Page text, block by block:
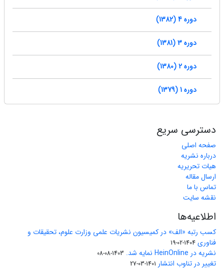
دوره 4 (1382)
دوره 3 (1381)
دوره 2 (1380)
دوره 1 (1379)
دسترسی سریع
صفحه اصلی
درباره نشریه
هیات تحریریه
ارسال مقاله
تماس با ما
نقشه سایت
اطلاعیه‌ها
کسب رتبه «الف» در کمیسیون نشریات علمی وزارت علوم، تحقیقات و
فناوری 1404-02-19
نشریه در HeinOnline نمایه شد. 1403-08-08
تغییر در تناوب انتشار 1401-03-27